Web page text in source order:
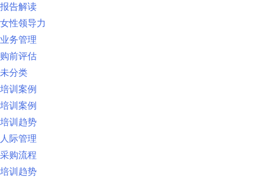
报告解读
女性领导力
业务管理
购前评估
未分类
培训案例
培训案例
培训趋势
人际管理
采购流程
培训趋势